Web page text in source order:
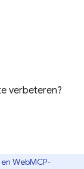
verbeteren?
WebMCP-